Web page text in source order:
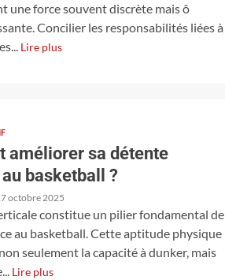
une force souvent discrète mais ô
Concilier les responsabilités liées à
Lire plus
améliorer sa détente
basketball ?
octobre 2025
constitue un pilier fondamental de
au basketball. Cette aptitude physique
seulement la capacité à dunker, mais
Lire plus